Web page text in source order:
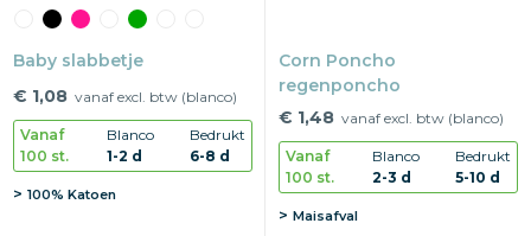
Baby slabbetje
€ 1,08 vanaf excl. btw (blanco)
Vanaf
100 st.
Blanco
1-2 d
Bedrukt
6-8 d
100% Katoen
Corn Poncho
regenponcho
€ 1,48 vanaf excl. btw (blanco)
Vanaf
100 st.
Blanco
2-3 d
Bedrukt
5-10 d
Maisafval